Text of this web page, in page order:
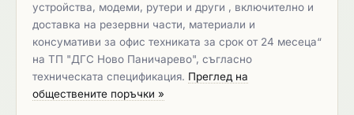
устройства, модеми, рутери и други , включително и
доставка на резервни части, материали и
консумативи за офис техниката за срок от 24 месеца“
на ТП "ДГС Ново Паничарево", съгласно
техническата спецификация. Преглед на
обществените поръчки »